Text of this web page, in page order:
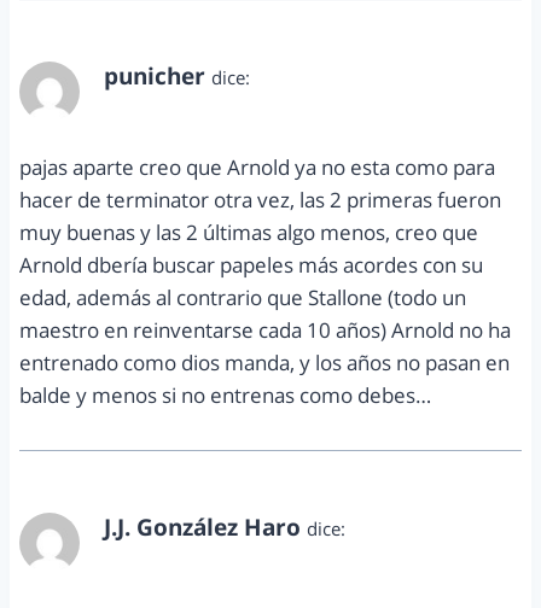
punicher dice:
pajas aparte creo que Arnold ya no esta como para
hacer de terminator otra vez, las 2 primeras fueron
muy buenas y las 2 últimas algo menos, creo que
Arnold dbería buscar papeles más acordes con su
edad, además al contrario que Stallone (todo un
maestro en reinventarse cada 10 años) Arnold no ha
entrenado como dios manda, y los años no pasan en
balde y menos si no entrenas como debes…
J.J. González Haro dice: